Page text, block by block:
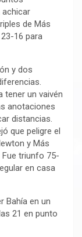
achicar
de Más
16 para
y dos
tener un vaivén
anotaciones
distancias.
que peligre el
y Más
Fue triunfo 75-
en casa
Bahía en un
21 en punto